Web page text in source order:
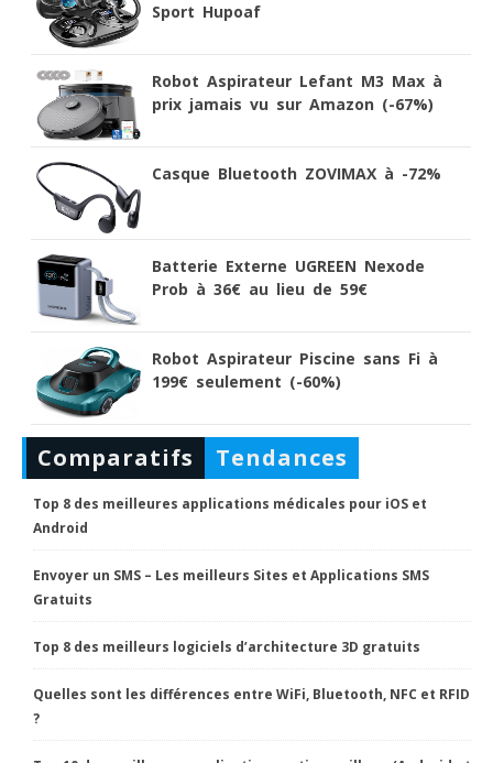
Sport Hupoaf
Robot Aspirateur Lefant M3 Max à
prix jamais vu sur Amazon (-67%)
Casque Bluetooth ZOVIMAX à -72%
Batterie Externe UGREEN Nexode
Prob à 36€ au lieu de 59€
Robot Aspirateur Piscine sans Fi à
199€ seulement (-60%)
Comparatifs Tendances
Top 8 des meilleures applications médicales pour iOS et
Android
Envoyer un SMS – Les meilleurs Sites et Applications SMS
Gratuits
Top 8 des meilleurs logiciels d’architecture 3D gratuits
Quelles sont les différences entre WiFi, Bluetooth, NFC et RFID
?